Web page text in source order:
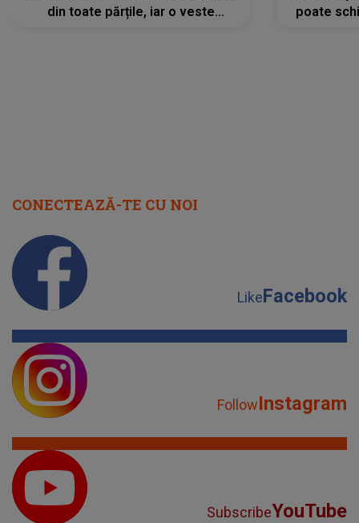
din toate părțile, iar o veste
poate
CONECTEAZĂ-TE CU NOI
LikeFacebook
FollowInstagram
SubscribeYouTube